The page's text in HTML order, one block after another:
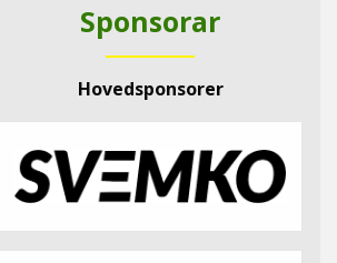
Nyheitsarkiv
Aktuell info m.m.
Resultat og statistikk
Nyheitsarkiv
Treningstid
Retningslinjer på trening
Fotosamtykke
Sponsorar
Hovedsponsorer